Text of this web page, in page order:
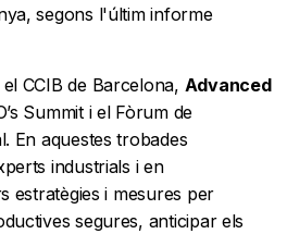
segons l'últim informe
CCIB de Barcelona, Advanced
Summit i el Fòrum de
En aquestes trobades
industrials i en
estratègies i mesures per
segures, anticipar els